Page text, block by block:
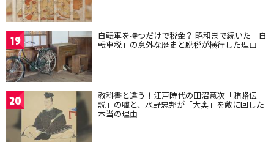
19 自転車を持つだけで税金？ 昭和まで続いた「自
転車税」の意外な歴史と脱税が横行した理由
20 教科書と違う！江戸時代の田沼意次「賄賂伝
説」の嘘と、水野忠邦が「大奥」を敵に回した
本当の理由